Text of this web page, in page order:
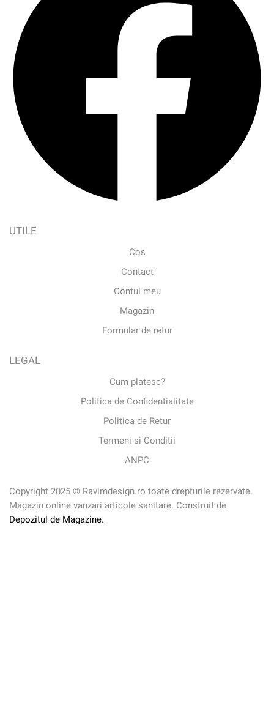
UTILE
Cos
Contact
Contul meu
Magazin
Formular de retur
LEGAL
Cum platesc?
Politica de Confidentialitate
Politica de Retur
Termeni si Conditii
ANPC
Copyright 2025 © Ravimdesign.ro toate drepturile rezervate.
Magazin online vanzari articole sanitare. Construit de
Depozitul de Magazine.